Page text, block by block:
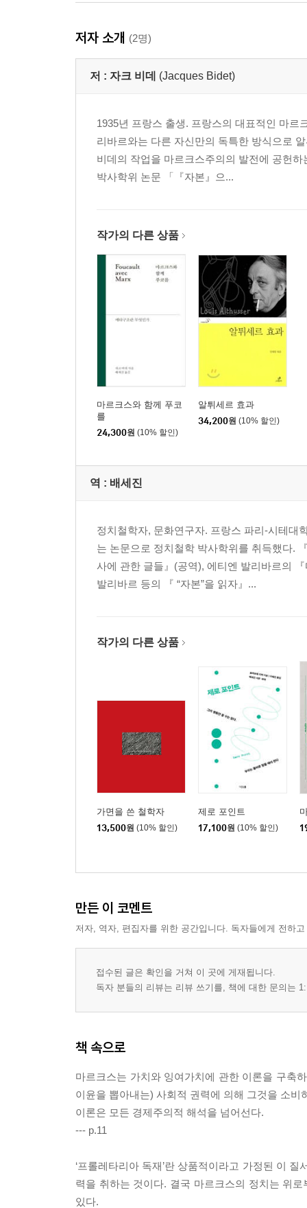
노동, 가치 그리고 잉여-가치에 대한 논쟁
: 일곱 개의 전선과 마주한 《마르크스의 생명정치
저자 소개 (2명)
저 : 자크 비데 (Jacques Bidet)
1935년 프랑스 출생. 프랑스의 대표적인 마
리바르와는 다른 자신만의 독특한 방식으로
비데의 작업을 마르크스주의의 발전에 공헌
박사학위 논문 「『자본』으...
작가의 다른 상품
마르크스와 함께 푸코
를
24,300원 (10% 할인)
알튀세르 효과
34,200원 (10% 할인)
역 : 배세진
정치철학자, 문화연구자. 프랑스 파리-시테대
는 논문으로 정치철학 박사학위를 취득했다.
사에 관한 글들』(공역), 에티엔 발리바르의
발리바르 등의 『 “자본”을 읽자』...
작가의 다른 상품
가면을 쓴 철학자
13,500원 (10% 할인)
제로 포인트
17,100원 (10% 할인)
만든 이 코멘트
저자, 역자, 편집자를 위한 공간입니다. 독자들에게 전하
접수된 글은 확인을 거쳐 이 곳에 게재됩니다.
독자 분들의 리뷰는 리뷰 쓰기를, 책에 대한 문의는
책 속으로
마르크스는 가치와 잉여가치에 관한 이론을 구축
이윤을 뽑아내는) 사회적 권력에 의해 그것을 소
이론은 모든 경제주의적 해석을 넘어선다.
--- p.11
‘프롤레타리아 독재’란 상품적이라고 가정된 이
력을 취하는 것이다. 결국 마르크스의 정치는 위
있다.